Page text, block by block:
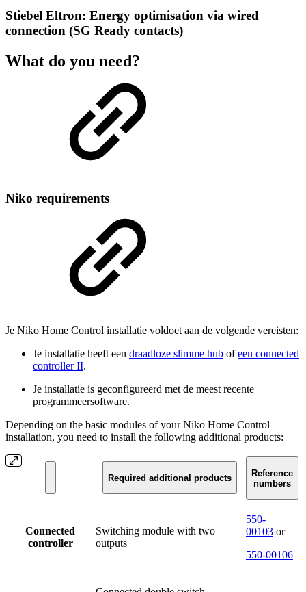
Stiebel Eltron: Energy optimisation via wired
connection (SG Ready contacts)
What do you need?
Niko requirements
Je Niko Home Control installatie voldoet aan de volgende vereisten:
Je installatie heeft een draadloze slimme hub ofeen connected
controller II.
Je installatie is geconfigureerd met de meest recente
programmeersoftware.
Depending on the basic modules of your Niko Home Control
installation, you need to install the following additional products:
Required additional products
Reference
numbers
Connected
controller
Switching module with two
outputs
550-
00103 or
550-00106